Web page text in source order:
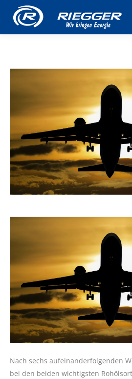
Nach sechs aufeinanderfolgenden
bei den beiden wichtigsten